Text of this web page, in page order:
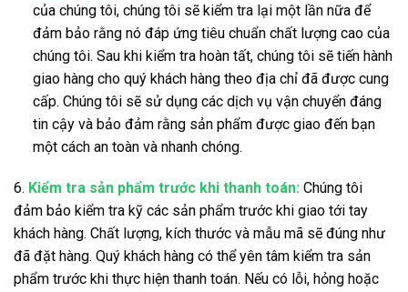
của chúng tôi, chúng tôi sẽ kiểm tra lại một lần nữa để
đảm bảo rằng nó đáp ứng tiêu chuẩn chất lượng cao của
chúng tôi. Sau khi kiểm tra hoàn tất, chúng tôi sẽ tiến hành
giao hàng cho quý khách hàng theo địa chỉ đã được cung
cấp. Chúng tôi sẽ sử dụng các dịch vụ vận chuyển đáng
tin cậy và bảo đảm rằng sản phẩm được giao đến bạn
một cách an toàn và nhanh chóng.
6. Kiểm tra sản phẩm trước khi thanh toán: Chúng tôi
đảm bảo kiểm tra kỹ các sản phẩm trước khi giao tới tay
khách hàng. Chất lượng, kích thước và mẫu mã sẽ đúng như
đã đặt hàng. Quý khách hàng có thể yên tâm kiểm tra sản
phẩm trước khi thực hiện thanh toán. Nếu có lỗi, hỏng hoặc